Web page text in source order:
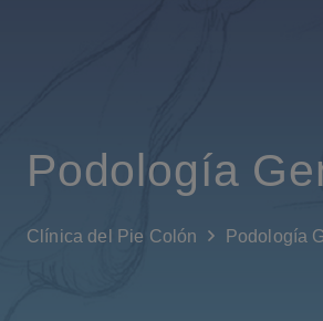
Podología
Clínica del Pie Colón Podología